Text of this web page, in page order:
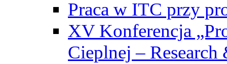
Praca w ITC przy
XV Konferencja
Cieplnej –